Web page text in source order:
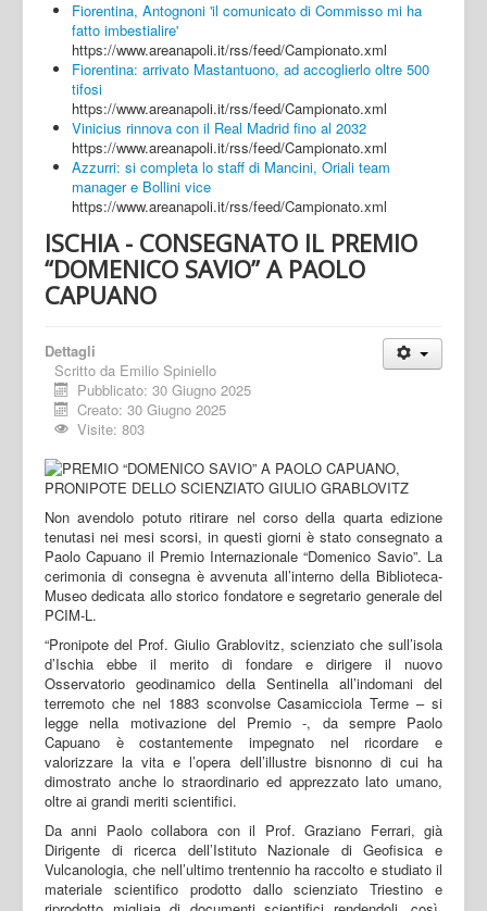
Fiorentina, Antognoni 'il comunicato di Commisso mi ha
fatto imbestialire'
https://www.areanapoli.it/rss/feed/Campionato.xml
Fiorentina: arrivato Mastantuono, ad accoglierlo oltre 500
tifosi
https://www.areanapoli.it/rss/feed/Campionato.xml
Vinicius rinnova con il Real Madrid fino al 2032
https://www.areanapoli.it/rss/feed/Campionato.xml
Azzurri: si completa lo staff di Mancini, Oriali team
manager e Bollini vice
https://www.areanapoli.it/rss/feed/Campionato.xml
ISCHIA - CONSEGNATO IL PREMIO
“DOMENICO SAVIO” A PAOLO
CAPUANO
Dettagli
Scritto da Emilio Spiniello
Pubblicato: 30 Giugno 2025
Creato: 30 Giugno 2025
Visite: 803
Non avendolo potuto ritirare nel corso della quarta edizione
tenutasi nei mesi scorsi, in questi giorni è stato consegnato a
Paolo Capuano il Premio Internazionale “Domenico Savio”. La
cerimonia di consegna è avvenuta all’interno della Biblioteca-
Museo dedicata allo storico fondatore e segretario generale del
PCIM-L.
“Pronipote del Prof. Giulio Grablovitz, scienziato che sull’isola
d’Ischia ebbe il merito di fondare e dirigere il nuovo
Osservatorio geodinamico della Sentinella all’indomani del
terremoto che nel 1883 sconvolse Casamicciola Terme – si
legge nella motivazione del Premio -, da sempre Paolo
Capuano è costantemente impegnato nel ricordare e
valorizzare la vita e l’opera dell’illustre bisnonno di cui ha
dimostrato anche lo straordinario ed apprezzato lato umano,
oltre ai grandi meriti scientifici.
Da anni Paolo collabora con il Prof. Graziano Ferrari, già
Dirigente di ricerca dell’Istituto Nazionale di Geofisica e
Vulcanologia, che nell’ultimo trentennio ha raccolto e studiato il
materiale scientifico prodotto dallo scienziato Triestino e